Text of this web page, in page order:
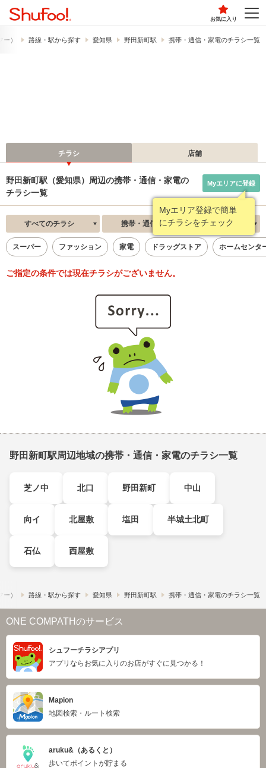
お気に入り
） 路線・駅から探す 愛知県 野田新町駅 携帯・通信・家電のチラシ一覧
チラシ 店舗
野田新町駅（愛知県）周辺の携帯・通信・家電の
チラシ一覧
Myエリア登録で簡単
にチラシをチェック
Myエリアに登録
すべてのチラシ 携帯・通信・家電 新着順
スーパー ファッション 家電 ドラッグストア ホームセンタ
ご指定の条件では現在チラシがございません。
野田新町駅周辺地域の携帯・通信・家電のチラシ一覧
芝ノ中 北口 野田新町 中山
向イ 北屋敷 塩田 半城土北町
石仏 西屋敷
） 路線・駅から探す 愛知県 野田新町駅 携帯・通信・家電のチラシ一覧
ONE COMPATHのサービス
シュフーチラシアプリ
アプリならお気に入りのお店がすぐに見つかる！
Mapion
地図検索・ルート検索
aruku&（あるくと）
歩いてポイントが貯まる